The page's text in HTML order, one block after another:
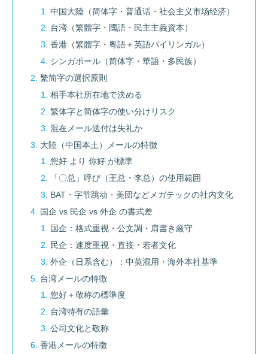
中国大陸（简体字・普通话・社会主义市场经济）
台湾（繁體字・國語・民主主義資本）
香港（繁體字・粤語＋英語バイリンガル）
シンガポール（简体字・華語・多民族）
繁简字の選択原則
相手本社所在地で決める
繁体字と简体字の使い分けリスク
混在メール送付は失礼か
大陸（中国本土）メールの特徴
您好 より 你好 が標準
「〇总」呼び（王总・李总）の使用範囲
BAT・字节跳动・美団などメガテックの社内文化
国企 vs 民企 vs 外企 の書式差
国企：格式重视・公文調・肩書き厳守
民企：速度重视・直接・若者文化
外企（日系含む）：中英混用・海外本社基準
台湾メールの特徴
您好＋敬称の標準度
台湾特有の語彙
公司文化と敬称
香港メールの特徴